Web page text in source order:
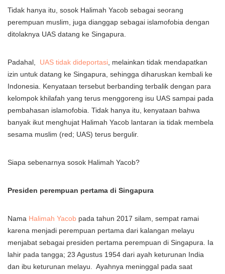
Tidak hanya itu, sosok Halimah Yacob sebagai seorang
perempuan muslim, juga dianggap sebagai islamofobia dengan
ditolaknya UAS datang ke Singapura.
Padahal, UAS tidak dideportasi , melainkan tidak mendapatkan
izin untuk datang ke Singapura, sehingga diharuskan kembali ke
Indonesia. Kenyataan tersebut berbanding terbalik dengan para
kelompok khilafah yang terus menggoreng isu UAS sampai pada
pembahasan islamofobia. Tidak hanya itu, kenyataan bahwa
banyak ikut menghujat Halimah Yacob lantaran ia tidak membela
sesama muslim (red; UAS) terus bergulir.
Siapa sebenarnya sosok Halimah Yacob?
Presiden perempuan pertama di Singapura
Nama Halimah Yacob pada tahun 2017 silam, sempat ramai
karena menjadi perempuan pertama dari kalangan melayu
menjabat sebagai presiden pertama perempuan di Singapura. Ia
lahir pada tangga; 23 Agustus 1954 dari ayah keturunan India
dan ibu keturunan melayu. Ayahnya meninggal pada saat